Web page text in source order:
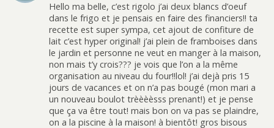
Hello ma belle, c’est rigolo j’ai deux blancs d’oeuf
dans le frigo et je pensais en faire des financiers!! ta
recette est super sympa, cet ajout de confiture de
lait c’est hyper original! j’ai plein de framboises dans
le jardin et personne ne veut en manger à la maison,
non mais t’y crois??? je vois que l’on a la même
organisation au niveau du four!!lol! j’ai dejà pris 15
jours de vacances et on n’a pas bougé (mon mari a
un nouveau boulot trèèèèsss prenant!) et je pense
que ça va être tout! mais bon on va pas se plaindre,
on a la piscine à la maison! à bientôt! gros bisous